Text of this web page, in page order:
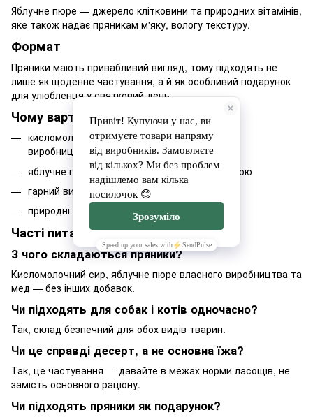
Яблучне пюре — джерело клітковини та природних вітамінів,
яке також надає пряникам м'яку, вологу текстуру.
Формат
Пряники мають привабливий вигляд, тому підходять не
лише як щоденне частування, а й як особливий подарунок
для улюбленця у святковий день.
Чому варто обрати
кисломолочний сир, яблучне пюре власного
виробництва та мед
яблучне пюре багате вітамінами й клітковиною
гарний вигляд — можна дарувати
природні інгредієнти без хімічних добавок
Часті питання
З чого складаються пряники?
Кисломолочний сир, яблучне пюре власного виробництва та
мед — без інших добавок.
Чи підходять для собак і котів одночасно?
Так, склад безпечний для обох видів тварин.
Чи це справді десерт, а не основна їжа?
Так, це частування — давайте в межах норми ласощів, не
замість основного раціону.
Чи підходять пряники як подарунок?